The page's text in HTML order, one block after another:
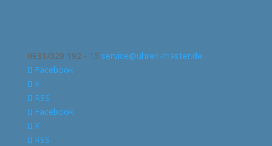
0931/329 192 - 15 service@uhren-master.de
Facebook
X
RSS
Facebook
X
RSS